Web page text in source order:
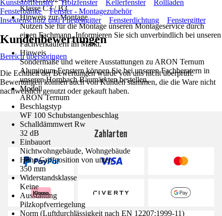
Klasse C3 / B3
Hinweis zur Montage
Nutzen Sie für die Montage unseren Montageservice durch
einen Fachmann. Informieren Sie sich unverbindlich bei unseren
Fachverkäufern im Markt.
Hinweis
Sondermaße und weitere Ausstattungen zu ARON Ternum
Aluminium Fenstern können Sie bei unseren Fachberatern in
unseren Hornbach Baumärkten bestellen.
Modell
ARON Ternum
Beschlagstyp
WF 100 Schubstangenbeschlag
Schalldämmwert Rw
32 dB
Einbauort
Nichtwohngebäude, Wohngebäude
Höhe Griffposition von unten
350 mm
Widerstandsklasse
Keine
Ausstattung
Pilzkopfverriegelung
Norm (Luftdurchlässigkeit nach EN 12207:1999-11)
Kunststofffenster Holzfenster Kellerfenster
Rollladen
Fensterbänke
Fenster - Montagezubehör
Insektenschutz und Fliegengitter
Fensterdichtung Fenstergitter
Kundenbewertungen
Bereich überspringen
Die Echtheit der Bewertungen wurde von uns nicht überprüft.
Bewertungen können auch von Kunden stammen, die die Ware nicht
nachweislich genutzt oder gekauft haben.
Zahlarten